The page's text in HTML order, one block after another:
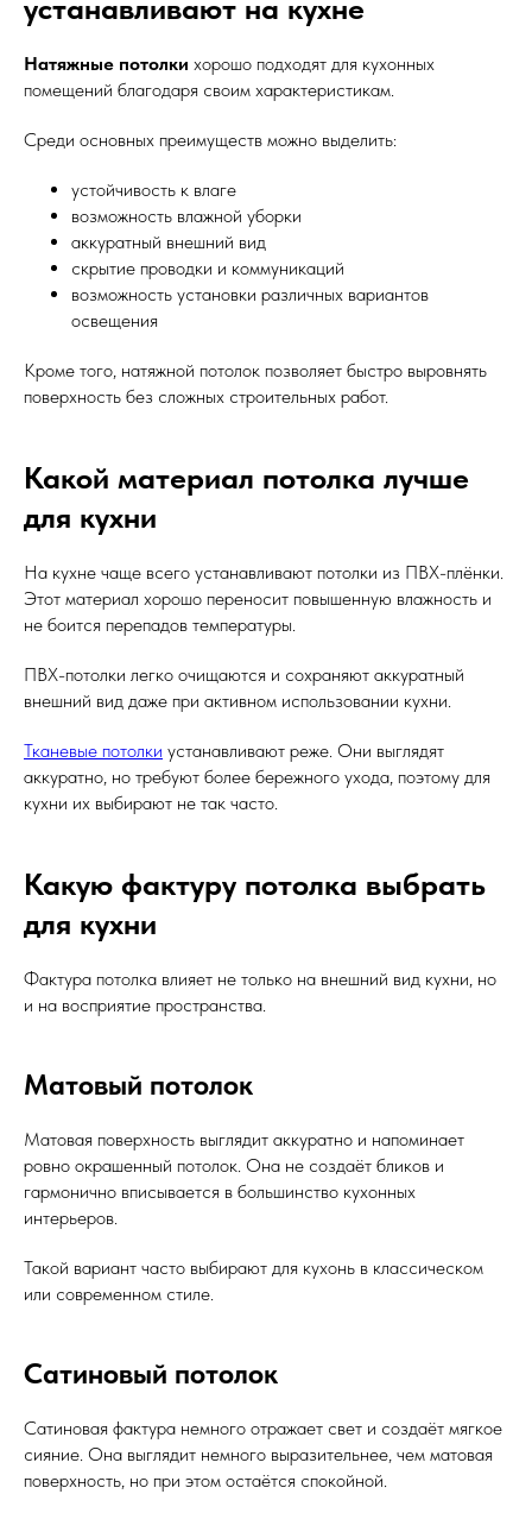
Натяжные потолки хорошо подходят для кухонных
помещений благодаря своим характеристикам.
Среди основных преимуществ можно выделить:
устойчивость к влаге
возможность влажной уборки
аккуратный внешний вид
скрытие проводки и коммуникаций
возможность установки различных вариантов
освещения
Кроме того, натяжной потолок позволяет быстро выровнять
поверхность без сложных строительных работ.
Какой материал потолка лучше
для кухни
На кухне чаще всего устанавливают потолки из ПВХ-плёнки.
Этот материал хорошо переносит повышенную влажность и
не боится перепадов температуры.
ПВХ-потолки легко очищаются и сохраняют аккуратный
внешний вид даже при активном использовании кухни.
Тканевые потолки устанавливают реже. Они выглядят
аккуратно, но требуют более бережного ухода, поэтому для
кухни их выбирают не так часто.
Какую фактуру потолка выбрать
для кухни
Фактура потолка влияет не только на внешний вид кухни, но
и на восприятие пространства.
Матовый потолок
Матовая поверхность выглядит аккуратно и напоминает
ровно окрашенный потолок. Она не создаёт бликов и
гармонично вписывается в большинство кухонных
интерьеров.
Такой вариант часто выбирают для кухонь в классическом
или современном стиле.
Сатиновый потолок
Сатиновая фактура немного отражает свет и создаёт мягкое
сияние. Она выглядит немного выразительнее, чем матовая
поверхность, но при этом остаётся спокойной.